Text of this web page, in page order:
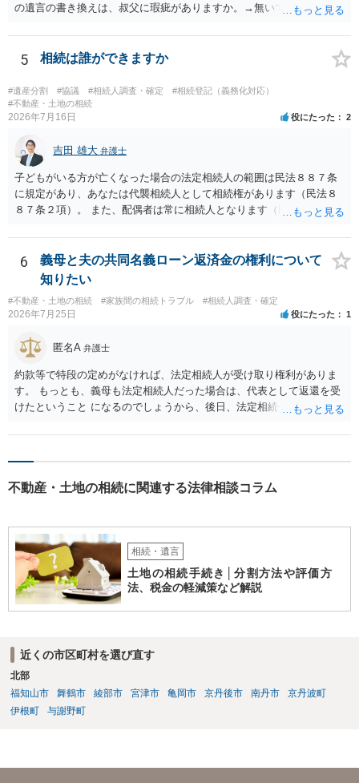
の遺言の書き換えは、叔父に瑕疵がありますか。→無いです。 ・分割
ますか。 →本人が自由に決められますので、どこが妥当とは言えない
です。客観的な基準もありません。 ・できれば穏やかに、分割を拒否
することはできますか。 →分割を拒否するということは、遺産はいら
ないということでしょうか。遺言で、受取を指定されててもいらない
と拒否することはできます。理由を説明する必要はありません。
5 相続は誰ができますか
#遺産分割 #協議 #相続人調査・確定
#相続登記（義務化対応）
#不動産・土地の相続
2026年7月16日 役にたった 2
吉田 雄大 弁護士
子どもがいる方が亡くなった場合の法定相続人の範囲は民法８８７条
に規定があり、あなたは代襲相続人として相続権があります（民法８
８７条２項）。 また、配偶者は常に相続人となります（民法８９０
も相続権があります。つまり、孫５人に加えて「おじ又はおば」にも
相続権がある可能性があります。
6
義母と夫の共同名義ローン返済金の権利について
知りたい
#不動産・土地の相続 #家族間の相続トラブル #相続人調査・確定
2026年7月25日 役にたった 1
匿名A 弁護士
約款等で特段の定めがなければ、法定相続人が受け取り権利がありま
す。 もっとも、義母も法定相続人だった場合は、代表として返還を受
けたということ になるのでしょうから、後日、法定相続分に基づいて
不動産・土地の相続に関連する法律相談コラム
相続・遺言
土地の相続手続き│分割方法や評価方
法、税金の軽減策など解説
近くの市区町村を選び直す
北部
福知山市
舞鶴市 綾部市 宮津市 亀岡市 京丹後市 南丹市
京丹波町
伊根町
与謝野町